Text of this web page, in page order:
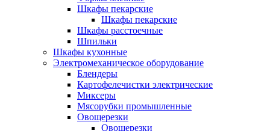
Шкафы пекарские
Шкафы пекарские
Шкафы расстоечные
Шпильки
Шкафы кухонные
Электромеханическое оборудование
Блендеры
Картофелечистки электрические
Миксеры
Мясорубки промышленные
Овощерезки
Овощерезки